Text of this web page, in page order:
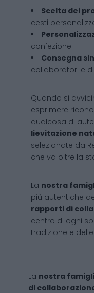
Scelta dei
cesti
confezione
Consegna
collaboratori e
Quando si
esprimere
qualcosa di
lievitazione
selezionate da
che va oltre la
La nostra
più autentiche
rapporti di
centro di ogni
tradizione e
La nostra
di